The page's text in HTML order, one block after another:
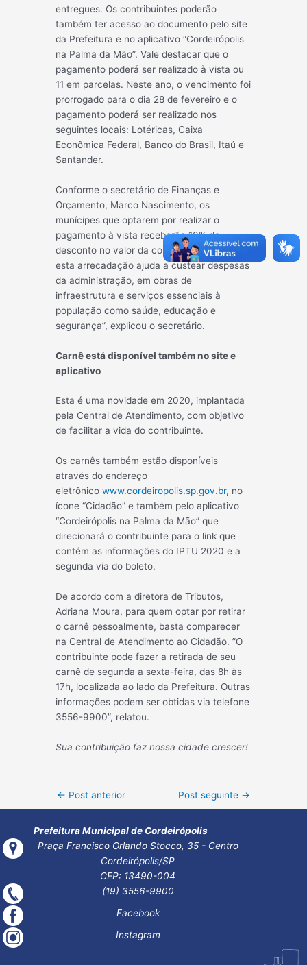
entregues. Os contribuintes poderão
também ter acesso ao documento pelo site
da Prefeitura e no aplicativo “Cordeirópolis
na Palma da Mão”. Vale destacar que o
pagamento poderá ser realizado à vista ou
11 em parcelas. Neste ano, o vencimento foi
prorrogado para o dia 28 de fevereiro e o
pagamento poderá ser realizado nos
seguintes locais: Lotéricas, Caixa
Econômica Federal, Banco do Brasil, Itaú e
Santander.
Conforme o secretário de Finanças e
Orçamento, Marco Nascimento, os
munícipes que optarem por realizar o
pagamento à vista receberão 10% de
desconto no valor da contribuição. “Toda
esta arrecadação ajuda a custear despesas
da administração, em obras de
infraestrutura e serviços essenciais à
população como saúde, educação e
segurança”, explicou o secretário.
Carnê está disponível também no site e
aplicativo
Esta é uma novidade em 2020, implantada
pela Central de Atendimento, com objetivo
de facilitar a vida do contribuinte.
Os carnês também estão disponíveis
através do endereço
eletrônicowww.cordeiropolis.sp.gov.br, no
ícone “Cidadão” e também pelo aplicativo
“Cordeirópolis na Palma da Mão” que
direcionará o contribuinte para o link que
contém as informações do IPTU 2020 e a
segunda via do boleto.
De acordo com a diretora de Tributos,
Adriana Moura, para quem optar por retirar
o carnê pessoalmente, basta comparecer
na Central de Atendimento ao Cidadão. ”O
contribuinte pode fazer a retirada de seu
carnê de segunda a sexta-feira, das 8h às
17h, localizada ao lado da Prefeitura. Outras
informações podem ser obtidas via telefone
3556-9900”, relatou.
Sua contribuição faz nossa cidade crescer!
Post
← Post anterior Post seguinte →
Prefeitura Municipal de Cordeirópolis
Praça Francisco Orlando Stocco, 35 - Centro
Cordeirópolis/SP
CEP: 13490-004
(19) 3556-9900
Facebook
Instagram